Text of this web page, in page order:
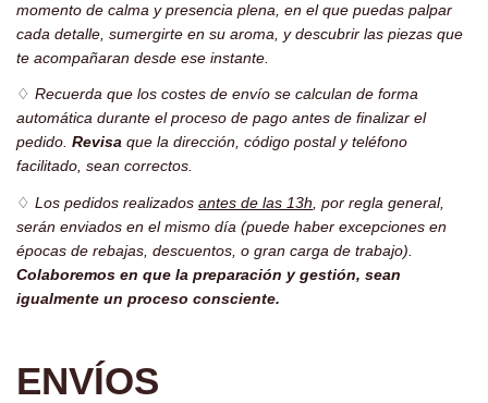
momento de calma y presencia plena, en el que puedas palpar
cada detalle, sumergirte en su aroma, y descubrir las piezas que
te acompañaran desde ese instante.
♢ Recuerda que los costes de envío se calculan de forma
automática durante el proceso de pago antes de finalizar el
pedido. Revisa que la dirección, código postal y teléfono
facilitado, sean correctos.
♢ Los pedidos realizados antes de las 13h , por regla general,
serán enviados en el mismo día (puede haber excepciones en
épocas de rebajas, descuentos, o gran carga de trabajo).
Colaboremos en que la preparación y gestión, sean
igualmente un proceso consciente.
ENVÍOS